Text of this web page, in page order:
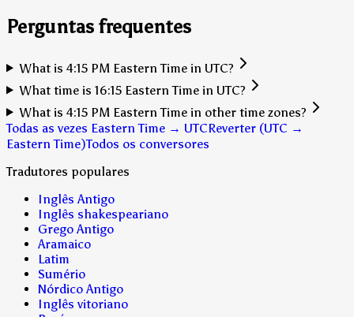
Perguntas frequentes
What is 4:15 PM Eastern Time in UTC?
What time is 16:15 Eastern Time in UTC?
What is 4:15 PM Eastern Time in other time zones?
Todas as vezes Eastern Time → UTCReverter (UTC →
Eastern Time)Todos os conversores
Tradutores populares
Inglês Antigo
Inglês shakespeariano
Grego Antigo
Aramaico
Latim
Sumério
Nórdico Antigo
Inglês vitoriano